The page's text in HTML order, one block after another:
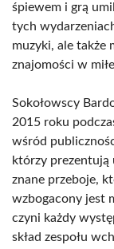
śpiewem i grą
tych
muzyki, ale także
znajomości w
Sokołowscy
2015 roku
wśród
którzy prezentują
znane przeboje,
wzbogacony jest
czyni każdy
skład zespołu